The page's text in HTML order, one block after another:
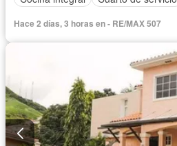
Hace 2 días, 3 horas en - RE/MAX 507